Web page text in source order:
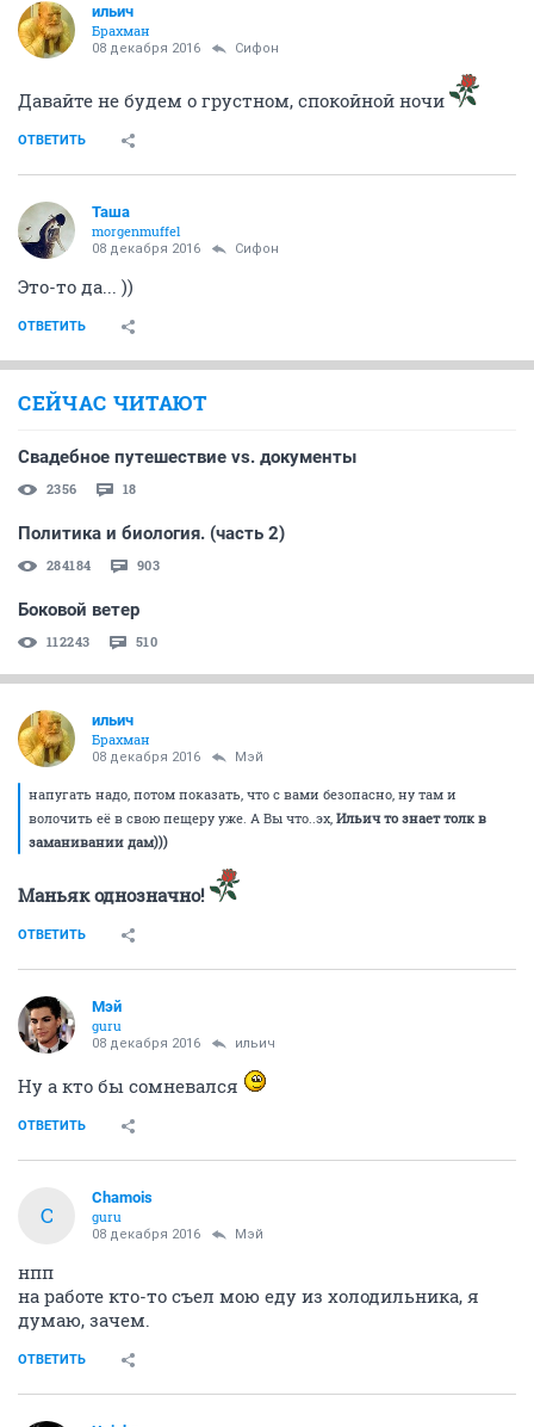
ильич
Брахман
08 декабря 2016 Сифон
Давайте не будем о грустном, спокойной ночи
ОТВЕТИТЬ
Таша
morgenmuffel
08 декабря 2016 Сифон
Это-то да... ))
ОТВЕТИТЬ
СЕЙЧАС ЧИТАЮТ
Свадебное путешествие vs. документы
2356 18
Политика и биология. (часть 2)
284184 903
Боковой ветер
112243 510
ильич
Брахман
08 декабря 2016 Мэй
напугать надо, потом показать, что с вами безопасно, ну там и
волочить её в свою пещеру уже. А Вы что..эх, Ильич то знает толк в
заманивании дам)))
Маньяк однозначно!
ОТВЕТИТЬ
Мэй
guru
08 декабря 2016 ильич
Ну а кто бы сомневался
ОТВЕТИТЬ
C
Chamois
guru
08 декабря 2016 Мэй
нпп
на работе кто-то съел мою еду из холодильника, я
думаю, зачем.
ОТВЕТИТЬ